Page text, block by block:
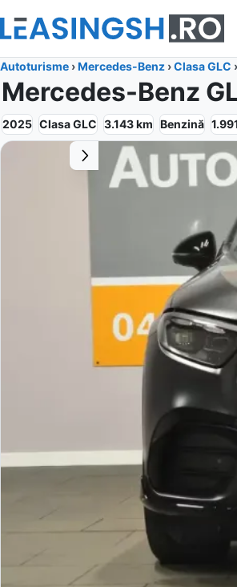
Autoturisme ›Mercedes-Benz ›Clasa GLC ›
Mercedes-Benz
2025 Clasa GLC 3.143km Benzină